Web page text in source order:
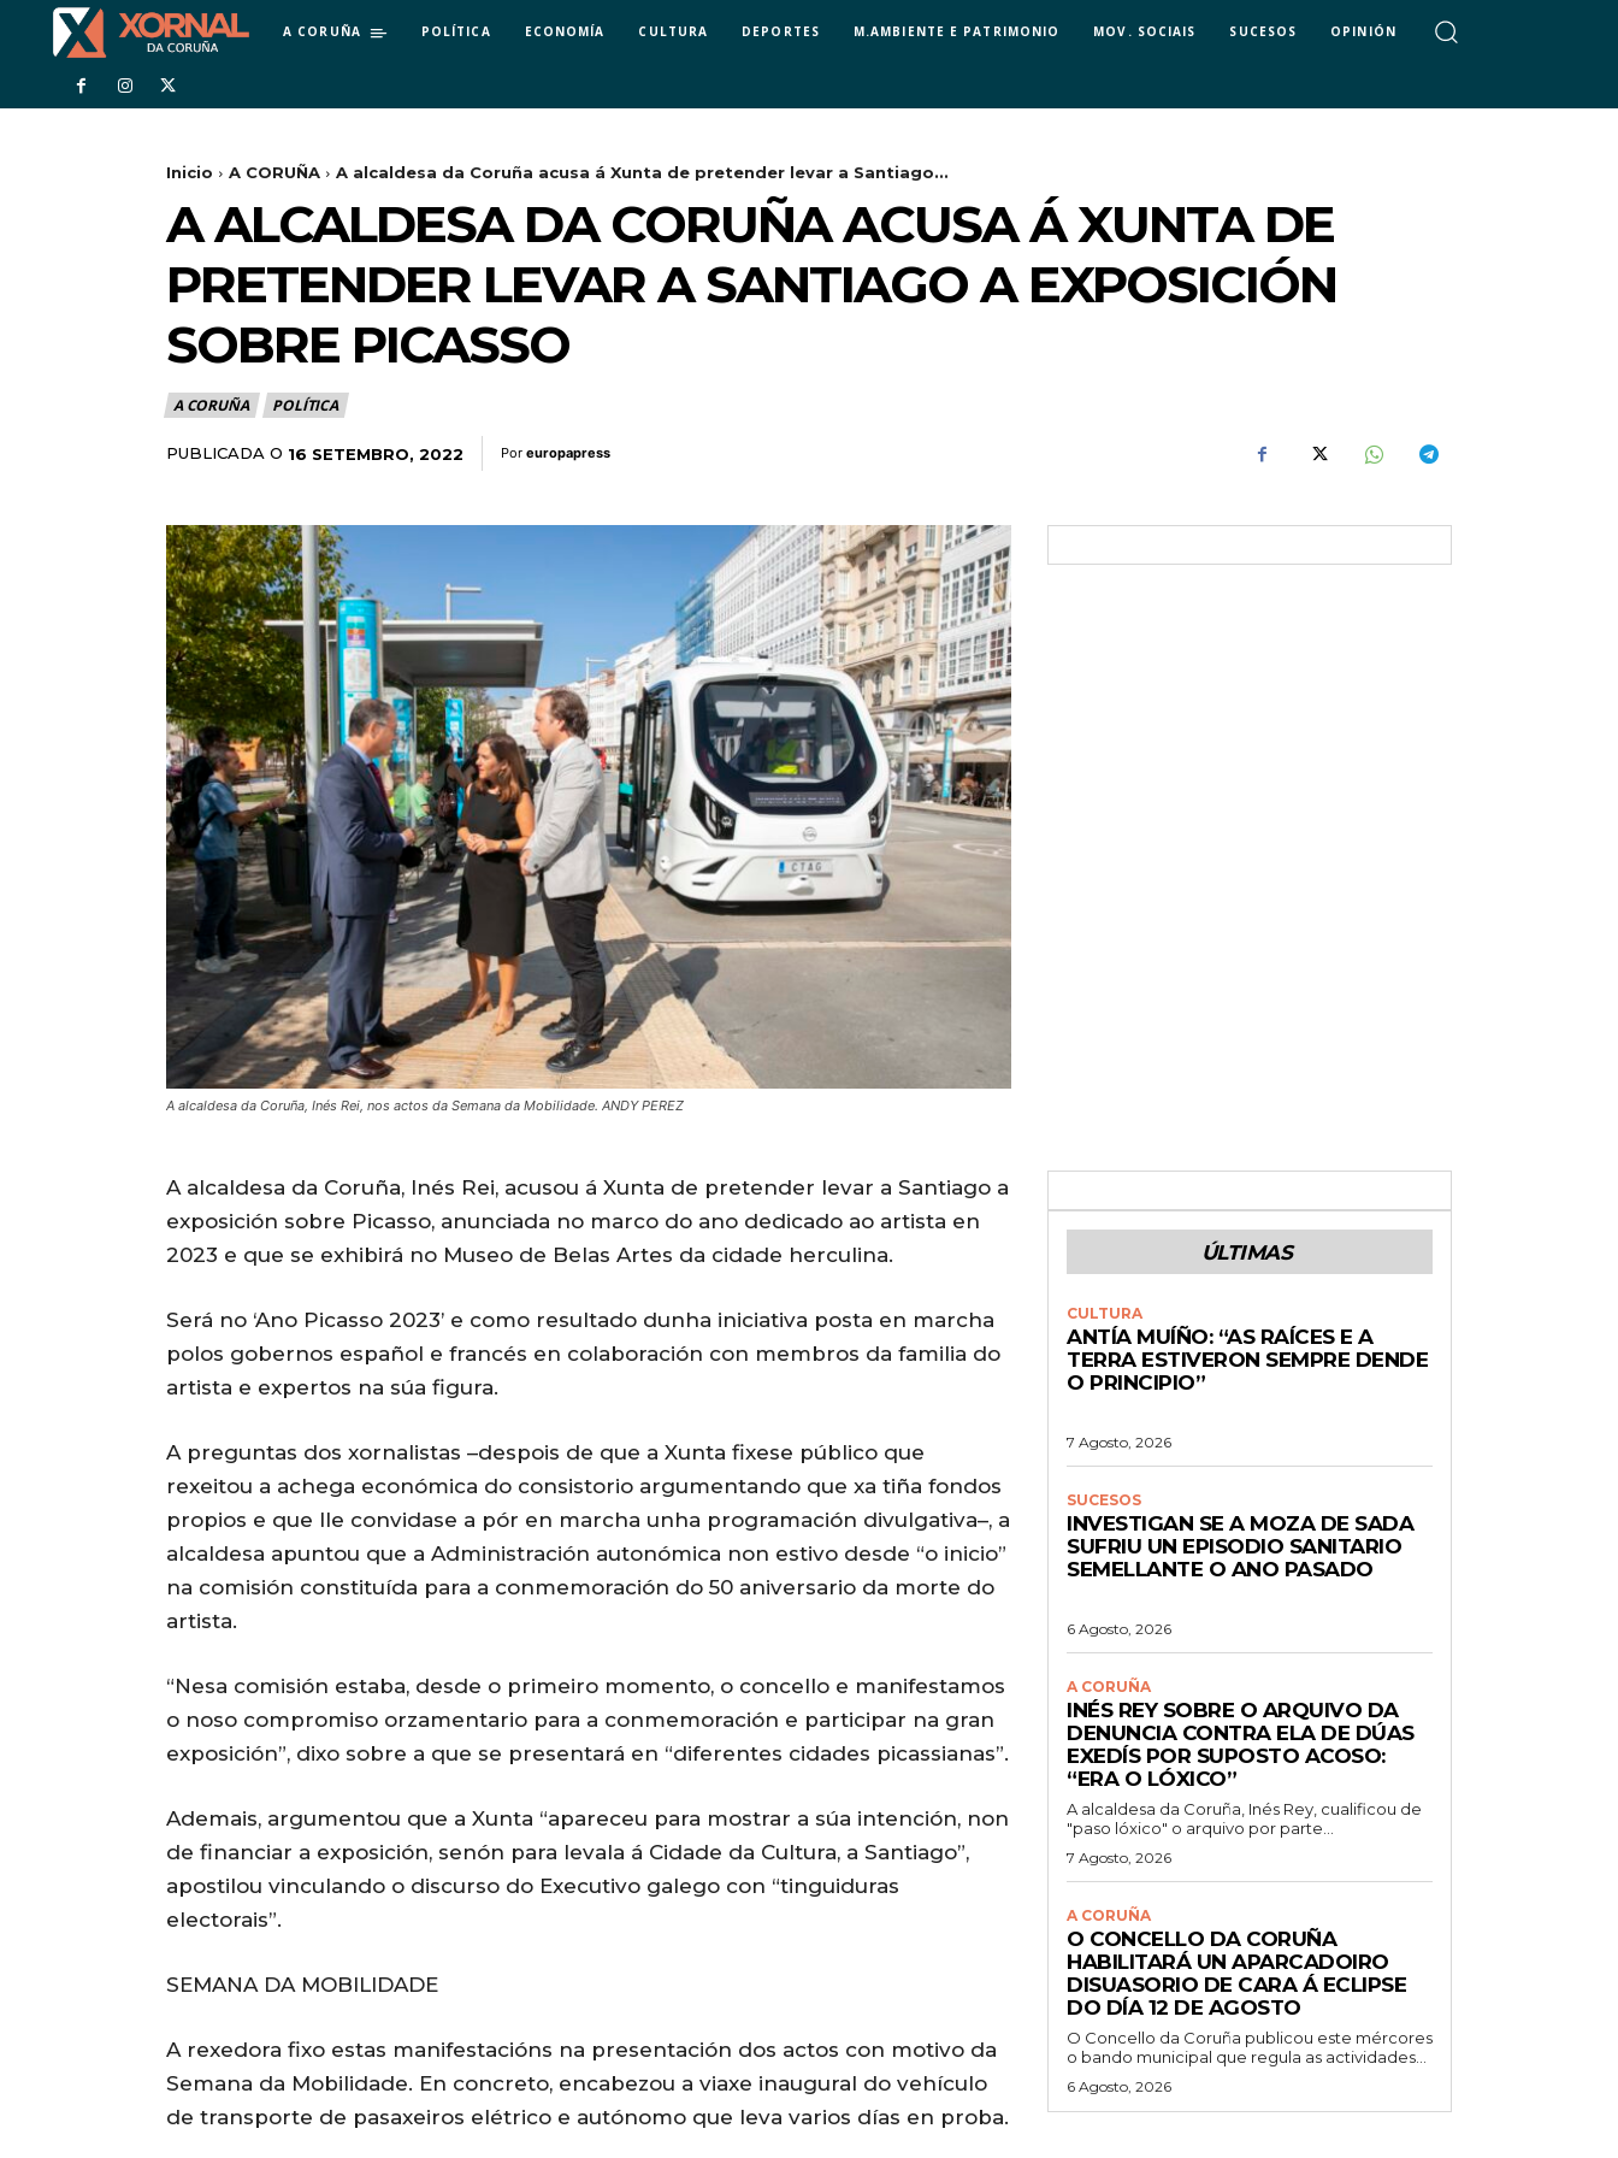
A CORUÑA POLÍTICA ECONOMÍA CULTURA DEPORTES M.AMBIENTE E PATRIMONIO MOV. SOCIAIS SUCESOS OPINIÓN
Inicio A CORUÑA A alcaldesa da Coruña acusa á Xunta de pretender levar a Santiago...
A ALCALDESA DA CORUÑA ACUSA Á XUNTA DE
PRETENDER LEVAR A SANTIAGO A EXPOSICIÓN
SOBRE PICASSO
A CORUÑA POLÍTICA
PUBLICADA O 16 SETEMBRO, 2022 Por europapress
A alcaldesa da Coruña, Inés Rei, nos actos da Semana da Mobilidade. ANDY PEREZ
A alcaldesa da Coruña, Inés Rei, acusou á Xunta de pretender levar a Santiago a
exposición sobre Picasso, anunciada no marco do ano dedicado ao artista en
2023 e que se exhibirá no Museo de Belas Artes da cidade herculina.
Será no ‘Ano Picasso 2023’ e como resultado dunha iniciativa posta en marcha
polos gobernos español e francés en colaboración con membros da familia do
artista e expertos na súa figura.
A preguntas dos xornalistas –despois de que a Xunta fixese público que
rexeitou a achega económica do consistorio argumentando que xa tiña fondos
propios e que lle convidase a pór en marcha unha programación divulgativa–, a
alcaldesa apuntou que a Administración autonómica non estivo desde “o inicio”
na comisión constituída para a conmemoración do 50 aniversario da morte do
artista.
“Nesa comisión estaba, desde o primeiro momento, o concello e manifestamos
o noso compromiso orzamentario para a conmemoración e participar na gran
exposición”, dixo sobre a que se presentará en “diferentes cidades picassianas”.
Ademais, argumentou que a Xunta “apareceu para mostrar a súa intención, non
de financiar a exposición, senón para levala á Cidade da Cultura, a Santiago”,
apostilou vinculando o discurso do Executivo galego con “tinguiduras
electorais”.
SEMANA DA MOBILIDADE
A rexedora fixo estas manifestacións na presentación dos actos con motivo da
Semana da Mobilidade. En concreto, encabezou a viaxe inaugural do vehículo
de transporte de pasaxeiros elétrico e autónomo que leva varios días en proba.
ÚLTIMAS
CULTURA
ANTÍA MUÍÑO: “AS RAÍCES E A
TERRA ESTIVERON SEMPRE DENDE
O PRINCIPIO”
7 Agosto, 2026
SUCESOS
INVESTIGAN SE A MOZA DE SADA
SUFRIU UN EPISODIO SANITARIO
SEMELLANTE O ANO PASADO
6 Agosto, 2026
A CORUÑA
INÉS REY SOBRE O ARQUIVO DA
DENUNCIA CONTRA ELA DE DÚAS
EXEDÍS POR SUPOSTO ACOSO:
“ERA O LÓXICO”
A alcaldesa da Coruña, Inés Rey, cualificou de
"paso lóxico" o arquivo por parte...
7 Agosto, 2026
A CORUÑA
O CONCELLO DA CORUÑA
HABILITARÁ UN APARCADOIRO
DISUASORIO DE CARA Á ECLIPSE
DO DÍA 12 DE AGOSTO
O Concello da Coruña publicou este mércores
o bando municipal que regula as actividades...
6 Agosto, 2026